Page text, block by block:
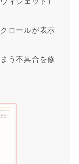
ロールが表示
う不具合を修